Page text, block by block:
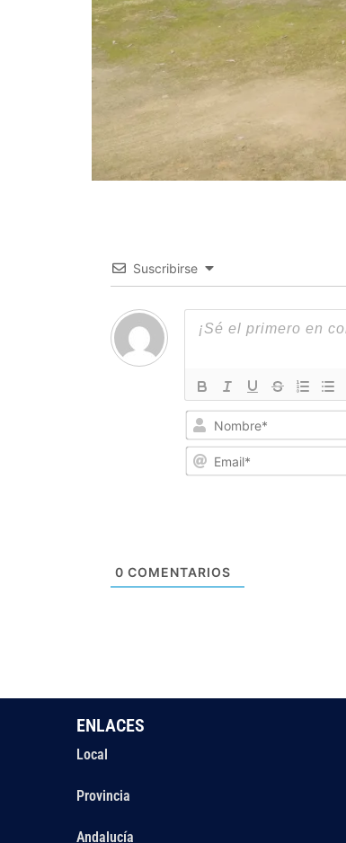
Suscribirse
0 COMENTARIOS
ENLACES
Local
Provincia
Andalucía